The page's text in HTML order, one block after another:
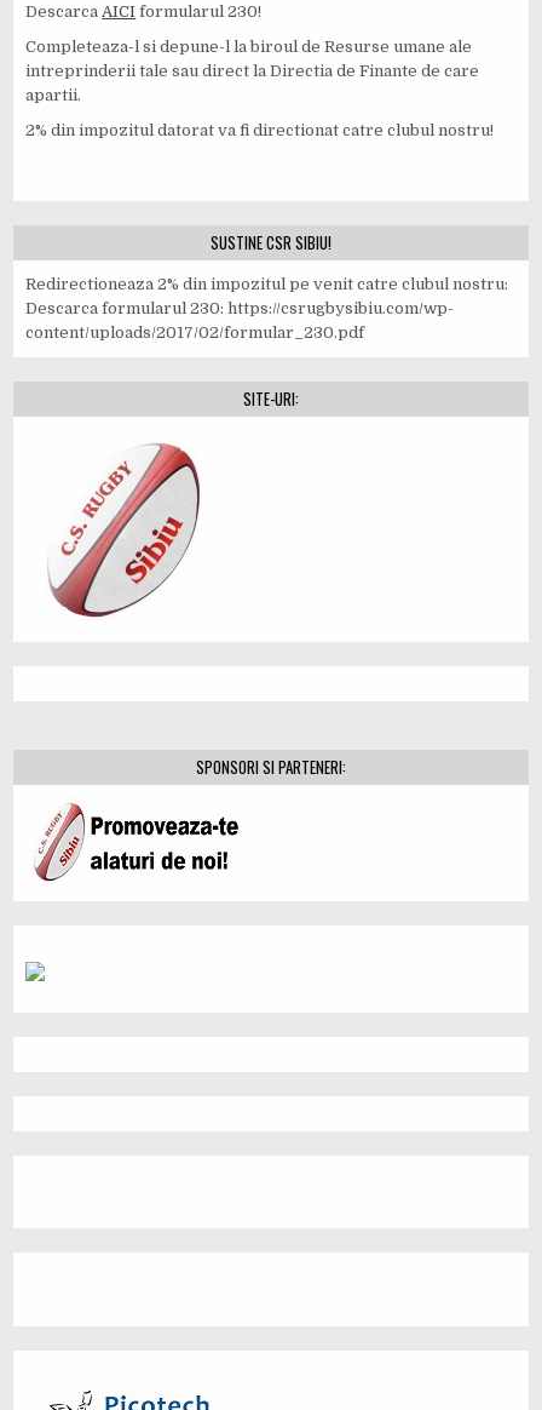
Descarca AICI formularul 230!
Completeaza-l si depune-l la biroul de Resurse umane ale
intreprinderii tale sau direct la Directia de Finante de care
apartii.
2% din impozitul datorat va fi directionat catre clubul nostru!
SUSTINE CSR SIBIU!
Redirectioneaza 2% din impozitul pe venit catre clubul nostru:
Descarca formularul 230: https://csrugbysibiu.com/wp-
content/uploads/2017/02/formular_230.pdf
SITE-URI:
SPONSORI SI PARTENERI: